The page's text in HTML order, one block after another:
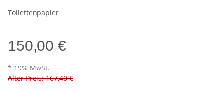
Toilettenpapier
150,00 €
* 19% MwSt.
Alter Preis: 167,40 €